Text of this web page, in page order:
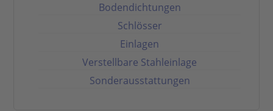
Bodendichtungen
Schlösser
Einlagen
Verstellbare Stahleinlage
Sonderausstattungen